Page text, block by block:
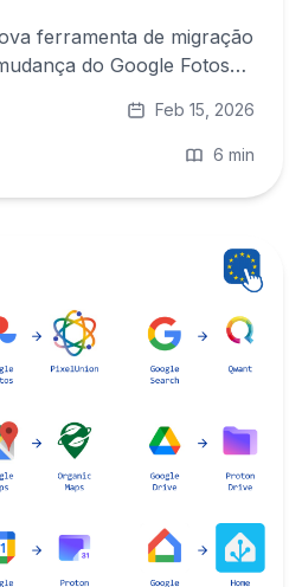
ferramenta de migração
do Google Fotos
experiência no
do Immich-go.
Feb 15, 2026
6 min